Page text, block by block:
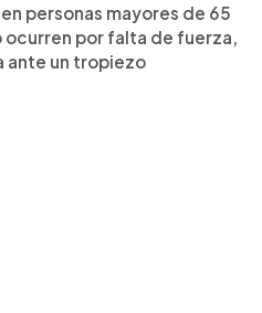
personas mayores de 65
ocurren por falta de fuerza,
ante un tropiezo